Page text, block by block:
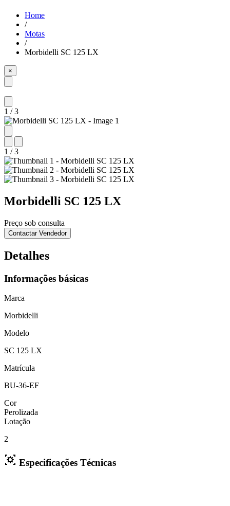
Home
/
Motas
/
Morbidelli SC 125 LX
×
1 / 3
1 / 3
Morbidelli SC 125 LX
Preço sob consulta
Contactar Vendedor
Detalhes
Informações básicas
Marca
Morbidelli
Modelo
SC 125 LX
Matrícula
BU-36-EF
Cor
Perolizada
Lotação
2
Especificações Técnicas